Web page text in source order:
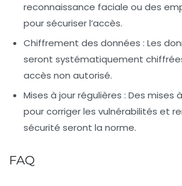
reconnaissance faciale ou des
pour sécuriser l’accès.
Chiffrement des données : Les
seront systématiquement
accès non autorisé.
Mises à jour régulières : Des mises
pour corriger les vulnérabilités et
sécurité seront la norme.
FAQ